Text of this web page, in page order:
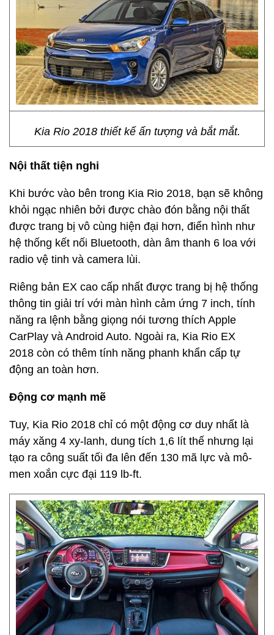
Kia Rio 2018 thiết kế ấn tượng và bắt mắt.
Nội thất tiện nghi
Khi bước vào bên trong Kia Rio 2018, bạn sẽ không
khỏi ngạc nhiên bởi được chào đón bằng nội thất
được trang bị vô cùng hiện đại hơn, điển hình như
hệ thống kết nối Bluetooth, dàn âm thanh 6 loa với
radio vệ tinh và camera lùi.
Riêng bản EX cao cấp nhất được trang bị hệ thống
thông tin giải trí với màn hình cảm ứng 7 inch, tính
năng ra lệnh bằng giọng nói tương thích Apple
CarPlay và Android Auto. Ngoài ra, Kia Rio EX
2018 còn có thêm tính năng phanh khẩn cấp tự
động an toàn hơn.
Động cơ mạnh mẽ
Tuy, Kia Rio 2018 chỉ có một động cơ duy nhất là
máy xăng 4 xy-lanh, dung tích 1,6 lít thế nhưng lại
tạo ra công suất tối đa lên đến 130 mã lực và mô-
men xoắn cực đại 119 lb-ft.